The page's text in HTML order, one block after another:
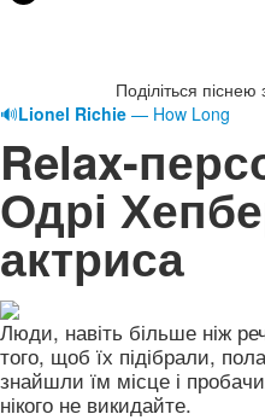
Поділіться
🔊Lionel Richie — How Long
Relax-
Одрі
актриса
Люди, навіть більше ніж
того, щоб їх підібрали,
знайшли їм місце і
нікого не викидайте.